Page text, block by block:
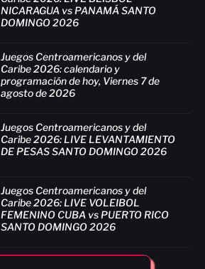
NICARAGUA vs PANAMÁ SANTO
DOMINGO 2026
Juegos Centroamericanos y del
Caribe 2026: calendario y
programación de hoy, Viernes 7 de
agosto de 2026
Juegos Centroamericanos y del
Caribe 2026: LIVE LEVANTAMIENTO
DE PESAS SANTO DOMINGO 2026
Juegos Centroamericanos y del
Caribe 2026: LIVE VOLEIBOL
FEMENINO CUBA vs PUERTO RICO
SANTO DOMINGO 2026